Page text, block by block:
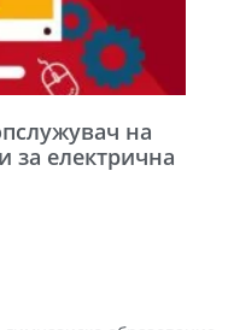
на
за електрична